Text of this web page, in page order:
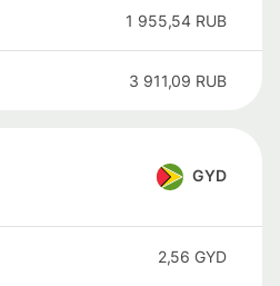
1 955,54 RUB
3 911,09 RUB
GYD
2,56 GYD